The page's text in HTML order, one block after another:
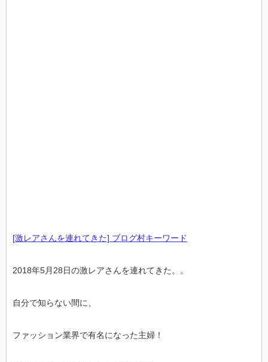
[激レアさんを連れてきた] ブログ村キーワード
2018年5月28日の激レアさんを連れてきた。。
自分で知らない間に、
ファッション業界で有名になった主婦！